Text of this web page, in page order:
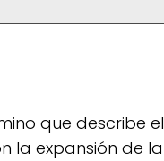
que describe el
la expansión de la